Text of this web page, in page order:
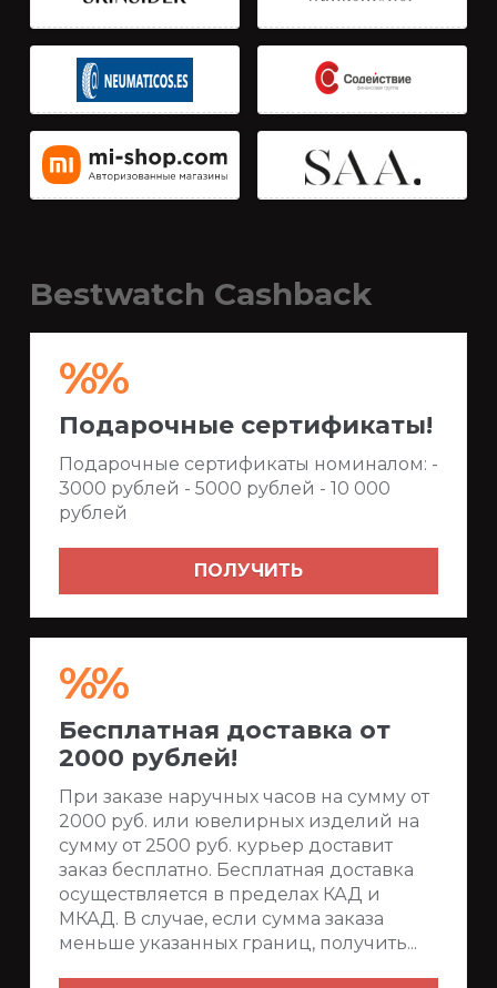
Bestwatch Cashback
%%
Подарочные сертификаты!
Подарочные сертификаты номиналом: -
3000 рублей - 5000 рублей - 10 000
рублей
ПОЛУЧИТЬ
%%
Бесплатная доставка от
2000 рублей!
При заказе наручных часов на сумму от
2000 руб. или ювелирных изделий на
сумму от 2500 руб. курьер доставит
заказ бесплатно. Бесплатная доставка
осуществляется в пределах КАД и
МКАД. В случае, если сумма заказа
меньше указанных границ, получить...